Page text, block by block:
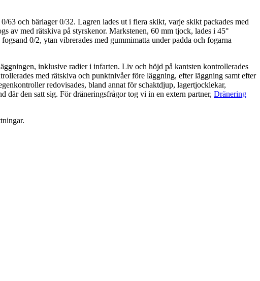
63 och bärlager 0/32. Lagren lades ut i flera skikt, varje skikt packades med
av med rätskiva på styrskenor. Markstenen, 60 mm tjock, lades i 45°
0/2, ytan vibrerades med gummimatta under padda och fogarna
inklusive radier i infarten. Liv och höjd på kantsten kontrollerades
med rätskiva och punktnivåer före läggning, efter läggning samt efter
redovisades, bland annat för schaktdjup, lagertjocklekar,
den satt sig. För dräneringsfrågor tog vi in en extern partner, Dränering